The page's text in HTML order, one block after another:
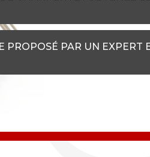
PROPOSÉ PAR UN